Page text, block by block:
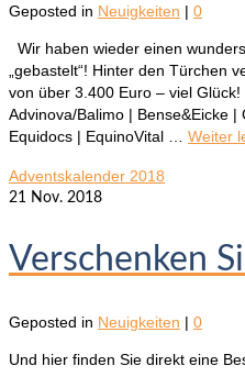
Geposted in Neuigkeiten | 0
Wir haben wieder einen
„gebastelt“! Hinter den Türchen
von über 3.400 Euro – viel
Advinova/Balimo | Bense&Eicke |
Equidocs | EquinoVital … Weiter
Adventskalender 2018
21 Nov. 2018
Verschenken
Geposted in Neuigkeiten | 0
Und hier finden Sie direkt eine